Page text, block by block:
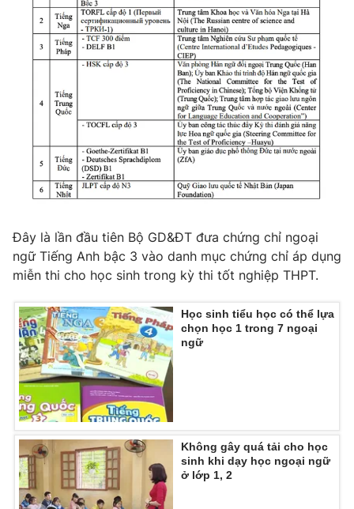
Thị trường 24h Tấm lòng Việt
VTV4 Vươn mình bằng AI
VTV9 VTV8
Liên hệ tòa soạn English
THỜI BÁO VTV
Theo dõi báo trên
Cơ quan chủ quản:Đài Truyền hình Việt Nam
Cơ quan báo chí:Thời báo VTV
Giấy phép hoạt động báo in và báo điện tử số 483/GP-BTTTT
cấp ngày 29/12/2023
Tổng Biên tập:Vũ Thanh Thủy
Phó Tổng Biên tập:Nguyễn Thị Mỹ Hạnh, Phạm Quốc Thắng,
Nguyễn Trọng Ninh
Tổng đài VTV:024.38 355 931 - 024.38 355 932
Đây là lần đầu tiên Bộ GD&ĐT đưa chứng chỉ ngoại
ngữ Tiếng Anh bậc 3 vào danh mục chứng chỉ áp dụng
miễn thi cho học sinh trong kỳ thi tốt nghiệp THPT.
Học sinh tiểu học có thể lựa
chọn học 1 trong 7 ngoại
ngữ
Không gây quá tải cho học
sinh khi dạy học ngoại ngữ
ở lớp 1, 2